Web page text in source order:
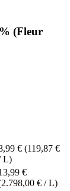
(Fleur
€ (119,87 €
L)
€
€ / L)